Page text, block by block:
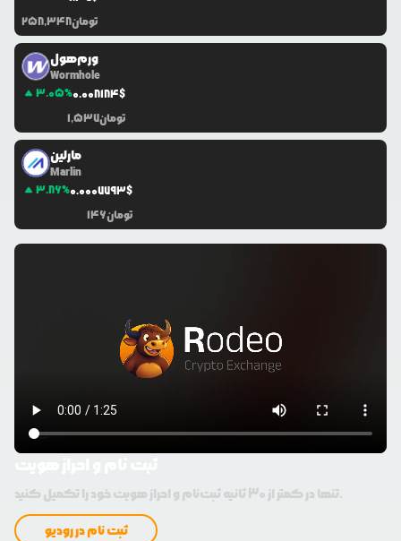
258,348تومان
ورم‌هول
Wormhole
3.05%0.008184$
1,537تومان
مارلین
Marlin
3.86%0.0007793$
146تومان
تنها در کمتر از 30 ثانیه ثبت‌نام و احراز هویت خود را تکمیل کنید.
ثبت نام در رودیو